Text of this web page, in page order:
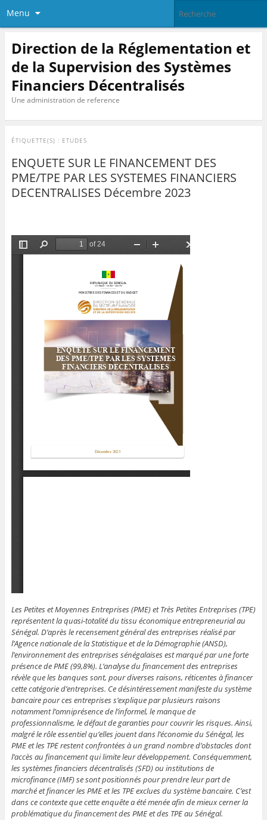
Menu
Direction de la Réglementation et
de la Supervision des Systèmes
Financiers Décentralisés
Une administration de reference
ÉTIQUETTE(S) : ETUDES
ENQUETE SUR LE FINANCEMENT DES
PME/TPE PAR LES SYSTEMES FINANCIERS
DECENTRALISES Décembre 2023
Les Petites et Moyennes Entreprises (PME) et Très Petites Entreprises (TPE)
représentent la quasi-totalité du tissu économique entrepreneurial au
Sénégal. D’après le recensement général des entreprises réalisé par
l’Agence nationale de la Statistique et de la Démographie (ANSD),
l’environnement des entreprises sénégalaises est marqué par une forte
présence de PME (99,8%). L’analyse du financement des entreprises
révèle que les banques sont, pour diverses raisons, réticentes à financer
cette catégorie d’entreprises. Ce désintéressement manifeste du système
bancaire pour ces entreprises s’explique par plusieurs raisons
notamment l’omniprésence de l’informel, le manque de
professionnalisme, le défaut de garanties pour couvrir les risques. Ainsi,
malgré le rôle essentiel qu’elles jouent dans l’économie du Sénégal, les
PME et les TPE restent confrontées à un grand nombre d’obstacles dont
l’accès au financement qui limite leur développement. Conséquemment,
les systèmes financiers décentralisés (SFD) ou institutions de
microfinance (IMF) se sont positionnés pour prendre leur part de
marché et financer les PME et les TPE exclues du système bancaire. C’est
dans ce contexte que cette enquête a été menée afin de mieux cerner la
problématique du financement des PME et des TPE au Sénégal.